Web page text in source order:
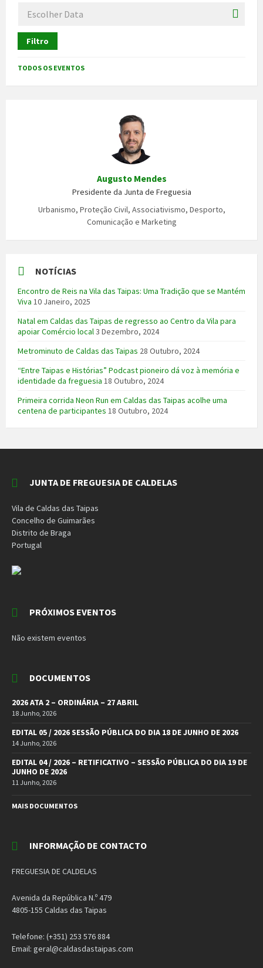
Filtro
TODOS OS EVENTOS
Augusto Mendes
Presidente da Junta de Freguesia
Urbanismo, Proteção Civil, Associativismo, Desporto,
Comunicação e Marketing
NOTÍCIAS
Encontro de Reis na Vila das Taipas: Uma Tradição que se Mantém
Viva 10 Janeiro, 2025
Natal em Caldas das Taipas de regresso ao Centro da Vila para
apoiar Comércio local3 Dezembro, 2024
Metrominuto de Caldas das Taipas 28 Outubro, 2024
“Entre Taipas e Histórias” Podcast pioneiro dá voz à memória e
identidade da freguesia 18 Outubro, 2024
Primeira corrida Neon Run em Caldas das Taipas acolhe uma
centena de participantes 18 Outubro, 2024
JUNTA DE FREGUESIA DE CALDELAS
Vila de Caldas das Taipas
Concelho de Guimarães
Distrito de Braga
Portugal
PRÓXIMOS EVENTOS
Não existem eventos
DOCUMENTOS
2026 ATA 2 – ORDINÁRIA – 27 ABRIL
18 Junho, 2026
EDITAL 05 / 2026 SESSÃO PÚBLICA DO DIA 18 DE JUNHO DE 2026
14 Junho, 2026
EDITAL 04 / 2026 – RETIFICATIVO – SESSÃO PÚBLICA DO DIA 19 DE
JUNHO DE 2026
11 Junho, 2026
MAIS DOCUMENTOS
INFORMAÇÃO DE CONTACTO
FREGUESIA DE CALDELAS
Avenida da República N.º 479
4805-155 Caldas das Taipas
Telefone: (+351) 253 576 884
Email: geral@caldasdastaipas.com